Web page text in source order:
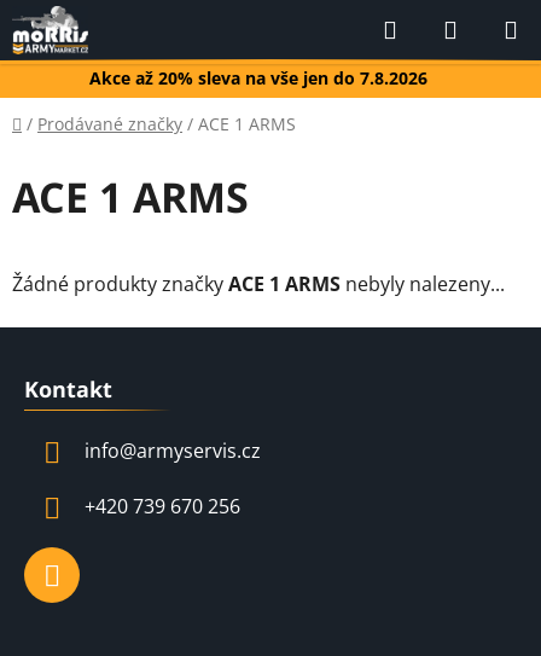
Přejít
na
obsah
Akce až 20% sleva na vše jen do 7.8.2026
Hledat
KOŠÍK
Domů
/ Prodávané značky / ACE 1 ARMS
ACE 1 ARMS
Žádné produkty značkyACE 1 ARMS nebyly nalezeny...
Kontakt
info@armyservis.cz
+420 739 670 256